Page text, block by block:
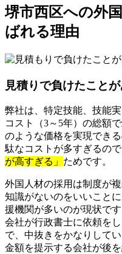
堺市西区への外
ばれる理由
見積りで負けたこと
弊社は、特定技能、技能
コスト（3～5年）の総額で
のような価格を実現でき
駄なコストが多すぎるの
が高すぎる」 ためです。
外国人材の採用は制度が
知識がないのをいいこと
援機関が多いのが現状で
会社が行政書士に依頼を
で、中抜きをかなりして
金額を提示する会社が後